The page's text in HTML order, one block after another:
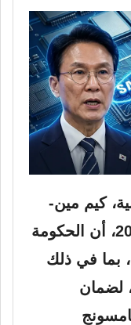
كيم مين-
سيوك، اليوم الأحد 17 مايو 2026، أن الحكومة
بما في ذلك
لضمان